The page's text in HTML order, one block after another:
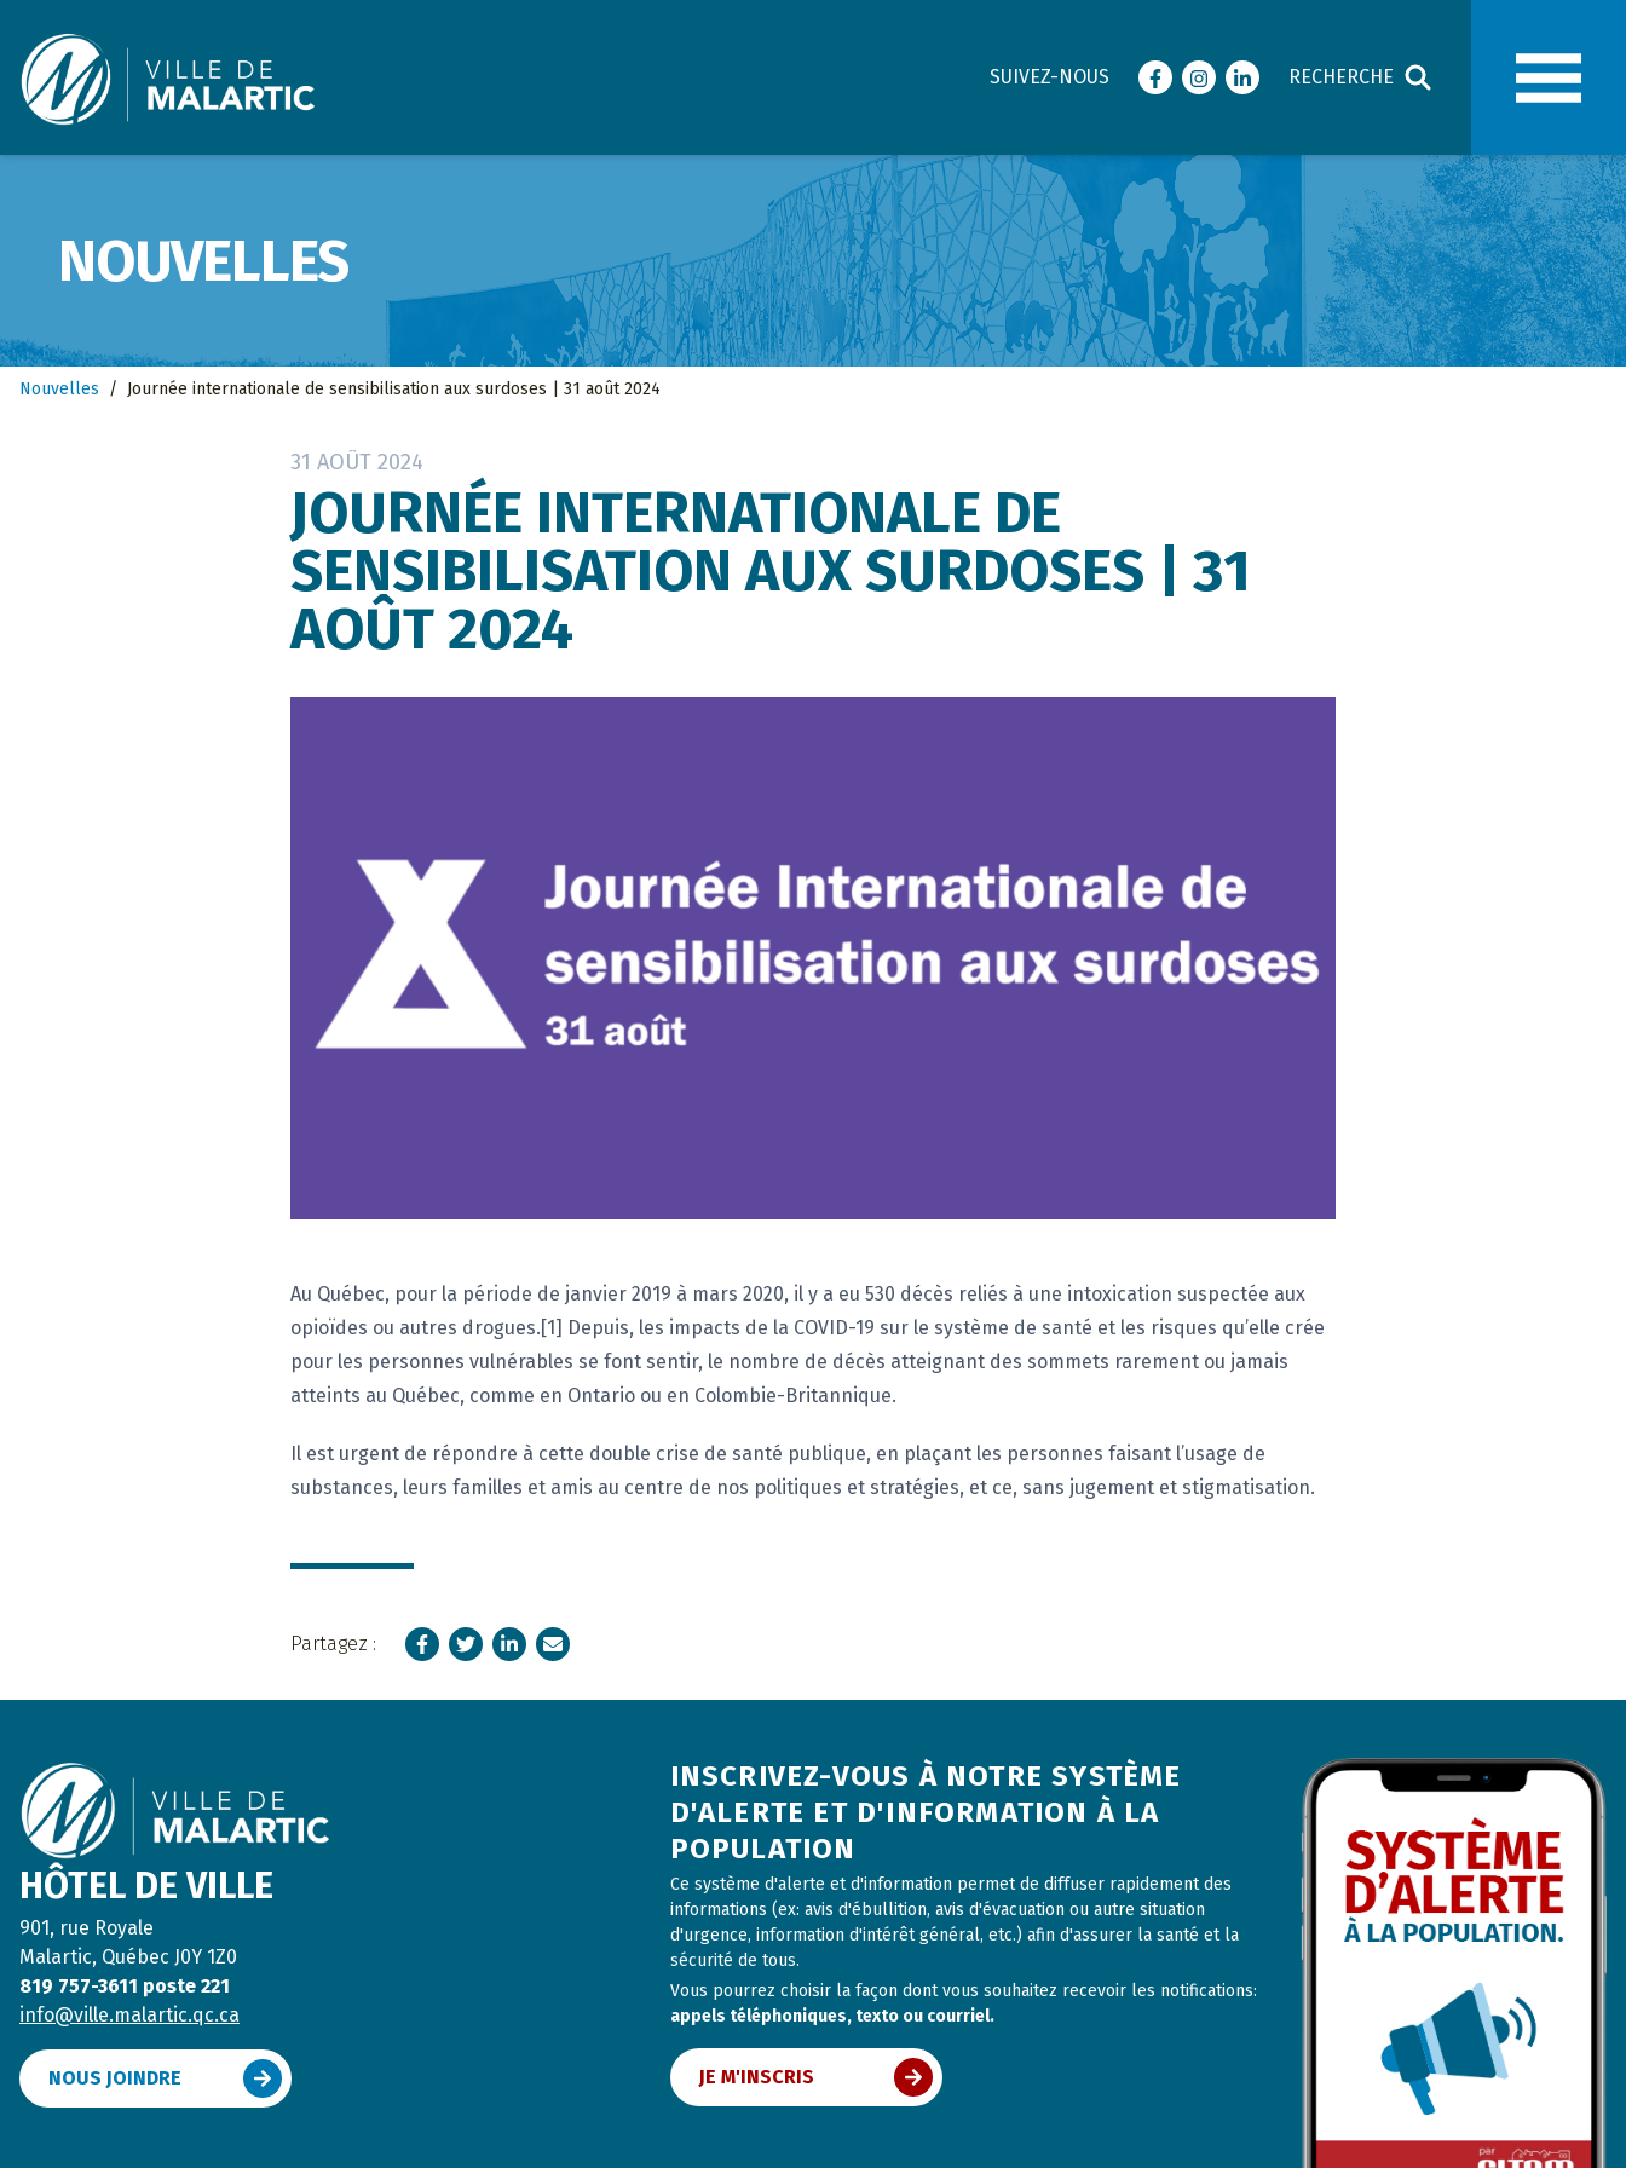
Ville de Malartic
SUIVEZ-NOUS
FacebookInstagramLinkedInRECHERCHE
NOUVELLES
Nouvelles / Journée internationale de sensibilisation aux surdoses | 31 août 2024
31 AOÛT 2024
JOURNÉE INTERNATIONALE DE
SENSIBILISATION AUX SURDOSES | 31
AOÛT 2024
Au Québec, pour la période de janvier 2019 à mars 2020, il y a eu 530 décès reliés à une intoxication suspectée aux
opioïdes ou autres drogues.[1] Depuis, les impacts de la COVID-19 sur le système de santé et les risques qu’elle crée
pour les personnes vulnérables se font sentir, le nombre de décès atteignant des sommets rarement ou jamais
atteints au Québec, comme en Ontario ou en Colombie-Britannique.
Il est urgent de répondre à cette double crise de santé publique, en plaçant les personnes faisant l’usage de
substances, leurs familles et amis au centre de nos politiques et stratégies, et ce, sans jugement et stigmatisation.
Partagez : Facebook
TwitterLinkedIn
Courriel
HÔTEL DE VILLE
901, rue Royale
Malartic, Québec J0Y 1Z0
819 757-3611 poste 221
info@ville.malartic.qc.ca
NOUS JOINDRE
INSCRIVEZ-VOUS À NOTRE SYSTÈME
D'ALERTE ET D'INFORMATION À LA
POPULATION
Ce système d'alerte et d'information permet de diffuser rapidement des
informations (ex: avis d'ébullition, avis d'évacuation ou autre situation
d'urgence, information d'intérêt général, etc.) afin d'assurer la santé et la
sécurité de tous.
Vous pourrez choisir la façon dont vous souhaitez recevoir les notifications:
appels téléphoniques, texto ou courriel.
JE M'INSCRIS